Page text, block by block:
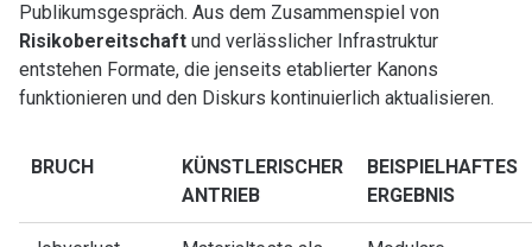
Publikumsgespräch. Aus dem Zusammenspiel von
Risikobereitschaftund verlässlicher Infrastruktur
entstehen Formate, die jenseits etablierter Kanons
funktionieren und den Diskurs kontinuierlich aktualisieren.
BRUCH
KÜNSTLERISCHER
ANTRIEB
BEISPIELHAFTES
ERGEBNIS